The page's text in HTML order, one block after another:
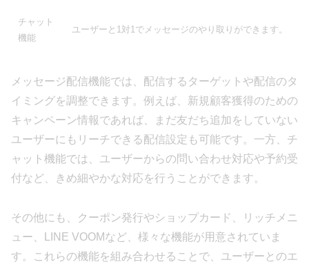
チャット
機能
ユーザーと1対1でメッセージのやり取りができます。
メッセージ配信機能では、配信するターゲットや配信のタ
イミングを調整できます。例えば、新規顧客獲得のための
キャンペーン情報であれば、まだ友だち追加をしていない
ユーザーにもリーチできる配信設定も可能です。一方、チ
ャット機能では、ユーザーからの問い合わせ対応や予約受
付など、きめ細やかな対応を行うことができます。
その他にも、クーポン発行やショップカード、リッチメニ
ュー、LINE VOOMなど、様々な機能が用意されていま
す。これらの機能を組み合わせることで、ユーザーとのエ